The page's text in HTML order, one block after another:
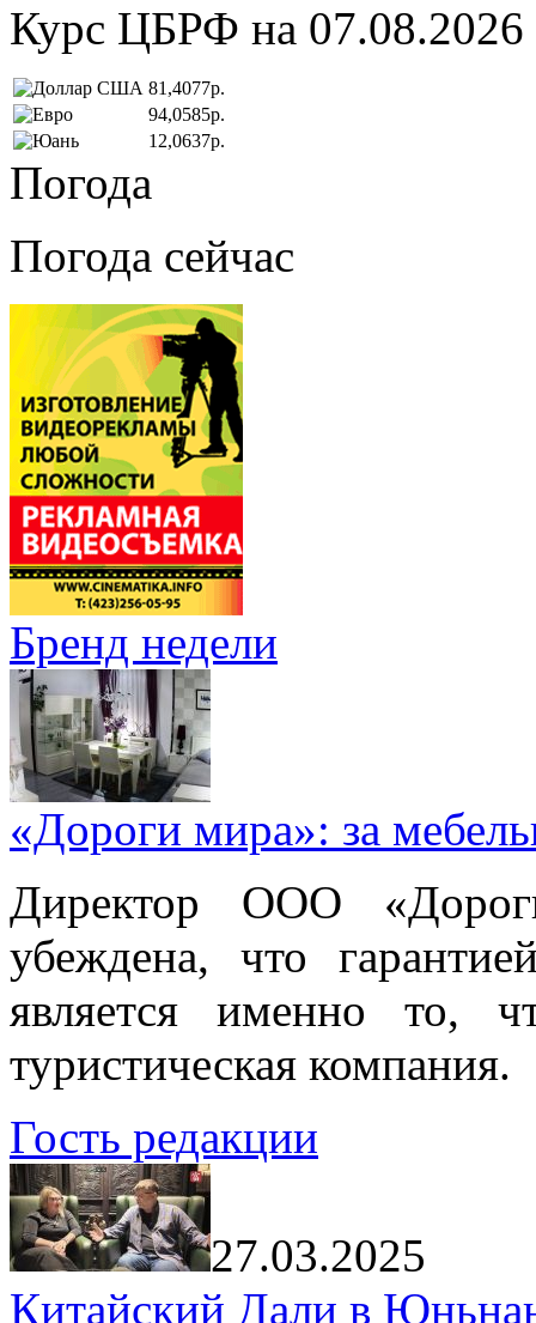
Курс ЦБРФ на 07.08.2026
81,4077р.
94,0585р.
12,0637р.
Погода
Погода сейчас
Бренд недели
«Дороги мира»: за
Директор ООО
убеждена, что
является именно то,
туристическая компания.
Гость редакции
27.03.2025
Китайский Дали в